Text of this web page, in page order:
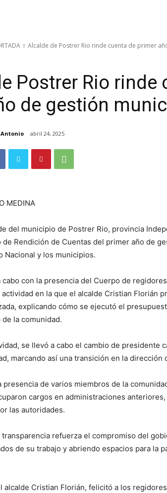
Alcalde de Postrer Rio rinde cuenta de primer
Postrer Rio rinde
de gestión
abril 24, 2025
MEDINA
del municipio de Postrer Rio, provincia
Rendición de Cuentas del primer año de
Nacional y los municipios.
cabo con la presencia del Cuerpo de
en la que el alcalde Cristian Florián
explicando cómo se ejecutó el
la comunidad.
se llevó a cabo el cambio de presidente
marcando así una transición en la dirección
presencia de varios miembros de la
cargos en administraciones
las autoridades.
refuerza el compromiso del
de su trabajo y abriendo espacios para la
alcalde Cristian Florián, felicitó a los